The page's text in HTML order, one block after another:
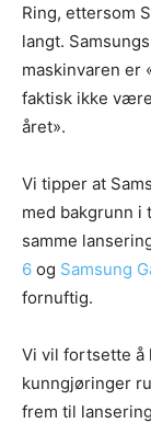
Ring, ettersom
langt.
maskinvaren er
faktisk ikke
året».
Vi tipper at
med bakgrunn i
samme
6 og Samsung
fornuftig.
Vi vil fortsette å
kunngjøringer
frem til